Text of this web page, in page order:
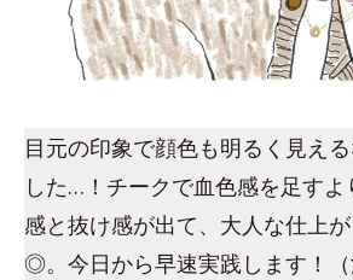
目元の印象で顔色も明るく見え
した…！チークで血色感を足す
感と抜け感が出て、大人な仕上
◎。今日から早速実践します！（